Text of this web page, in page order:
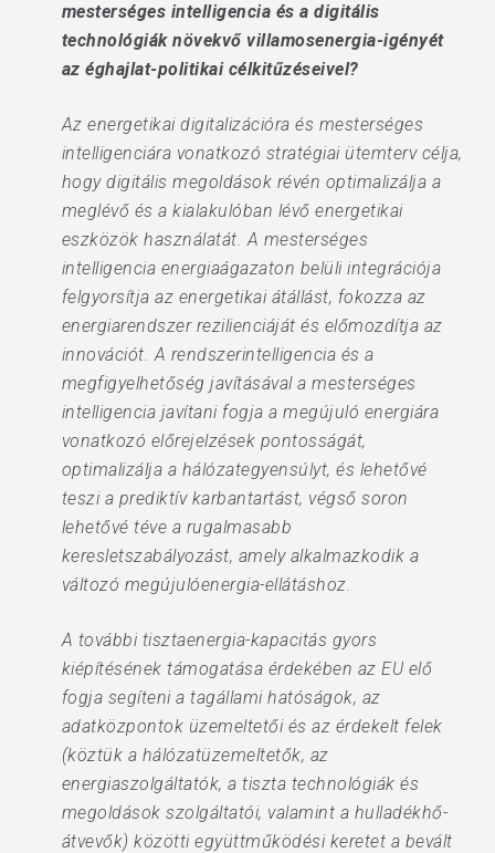
mesterséges intelligencia és a digitális
technológiák növekvő villamosenergia-igényét
az éghajlat-politikai célkitűzéseivel?
Az energetikai digitalizációra és mesterséges
intelligenciára vonatkozó stratégiai ütemterv célja,
hogy digitális megoldások révén optimalizálja a
meglévő és a kialakulóban lévő energetikai
eszközök használatát. A mesterséges
intelligencia energiaágazaton belüli integrációja
felgyorsítja az energetikai átállást, fokozza az
energiarendszer rezilienciáját és előmozdítja az
innovációt. A rendszerintelligencia és a
megfigyelhetőség javításával a mesterséges
intelligencia javítani fogja a megújuló energiára
vonatkozó előrejelzések pontosságát,
optimalizálja a hálózategyensúlyt, és lehetővé
teszi a prediktív karbantartást, végső soron
lehetővé téve a rugalmasabb
keresletszabályozást, amely alkalmazkodik a
változó megújulóenergia-ellátáshoz.
A további tisztaenergia-kapacitás gyors
kiépítésének támogatása érdekében az EU elő
fogja segíteni a tagállami hatóságok, az
adatközpontok üzemeltetői és az érdekelt felek
(köztük a hálózatüzemeltetők, az
energiaszolgáltatók, a tiszta technológiák és
megoldások szolgáltatói, valamint a hulladékhő-
átvevők) közötti együttműködési keretet a bevált